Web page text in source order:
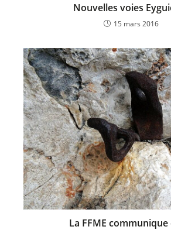
Nouvelles voies
15 mars 2016
La FFME